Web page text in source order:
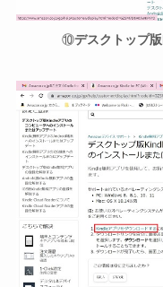
⑩デスクトップ